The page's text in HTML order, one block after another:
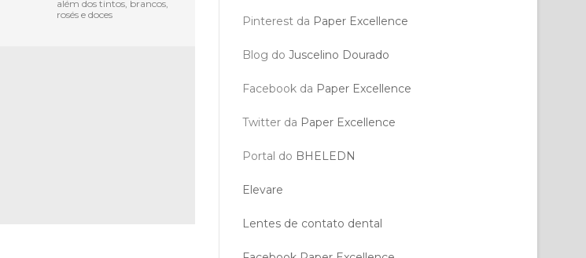
além dos tintos, brancos,
rosés e doces
Pinterest da Paper Excellence
Blog do Juscelino Dourado
Facebook da Paper Excellence
Twitter da Paper Excellence
Portal do BHELEDN
Elevare
Lentes de contato dental